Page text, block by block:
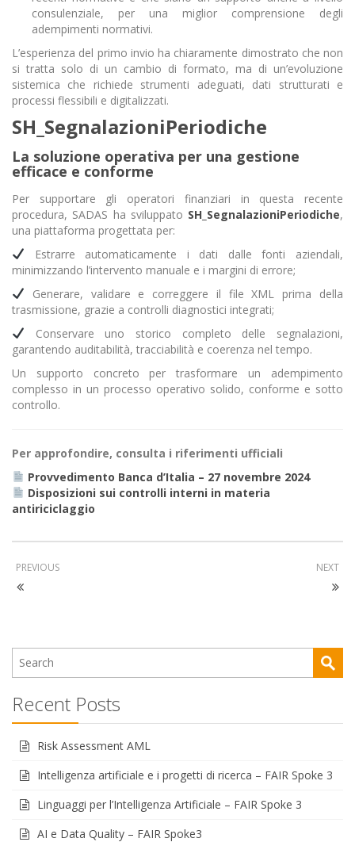
consulenziale, per una miglior comprensione degli
adempimenti normativi.
L’esperienza del primo invio ha chiaramente dimostrato che non
si tratta solo di un cambio di formato, ma di un’evoluzione
sistemica che richiede strumenti adeguati, dati strutturati e
processi flessibili e digitalizzati.
SH_SegnalazioniPeriodiche
La soluzione operativa per una gestione
efficace e conforme
Per supportare gli operatori finanziari in questa recente
procedura, SADAS ha sviluppato SH_SegnalazioniPeriodiche,
una piattaforma progettata per:
Estrarre automaticamente i dati dalle fonti aziendali,
minimizzando l’intervento manuale e i margini di errore;
Generare, validare e correggere il file XML prima della
trasmissione, grazie a controlli diagnostici integrati;
Conservare uno storico completo delle segnalazioni,
garantendo auditabilità, tracciabilità e coerenza nel tempo.
Un supporto concreto per trasformare un adempimento
complesso in un processo operativo solido, conforme e sotto
controllo.
Per approfondire, consulta i riferimenti ufficiali
Provvedimento Banca d’Italia – 27 novembre 2024
Disposizioni sui controlli interni in materia
antiriciclaggio
PREVIOUS NEXT
Recent Posts
Risk Assessment AML
Intelligenza artificiale e i progetti di ricerca – FAIR Spoke 3
Linguaggi per l’Intelligenza Artificiale – FAIR Spoke 3
AI e Data Quality – FAIR Spoke3